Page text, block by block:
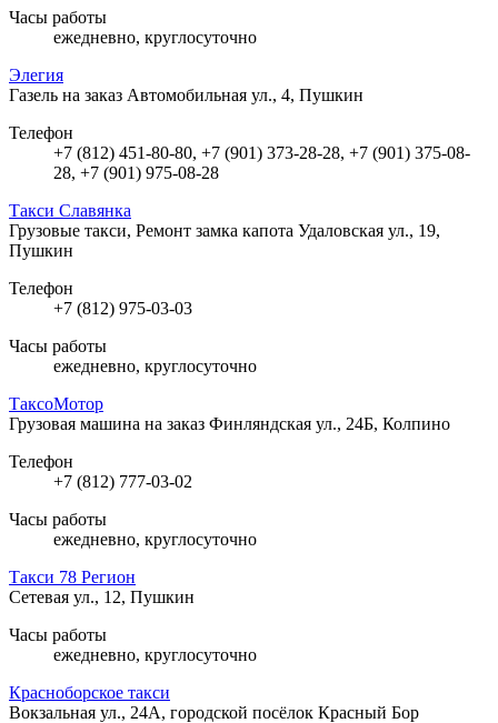
Часы работы
ежедневно, круглосуточно
Элегия
Газель на заказ Автомобильная ул., 4, Пушкин
Телефон
+7 (812) 451-80-80, +7 (901) 373-28-28, +7 (901) 375-08-
28, +7 (901) 975-08-28
Такси Славянка
Грузовые такси, Ремонт замка капота Удаловская ул., 19,
Пушкин
Телефон
+7 (812) 975-03-03
Часы работы
ежедневно, круглосуточно
ТаксоМотор
Грузовая машина на заказ Финляндская ул., 24Б, Колпино
Телефон
+7 (812) 777-03-02
Часы работы
ежедневно, круглосуточно
Такси 78 Регион
Сетевая ул., 12, Пушкин
Часы работы
ежедневно, круглосуточно
Красноборское такси
Вокзальная ул., 24А, городской посёлок Красный Бор